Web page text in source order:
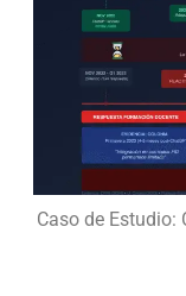
Caso de